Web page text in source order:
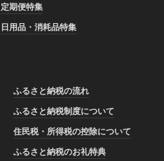
定期便特集
日用品・消耗品特集
ふるさと納税の流れ
ふるさと納税制度について
住民税・所得税の控除について
ふるさと納税のお礼特典